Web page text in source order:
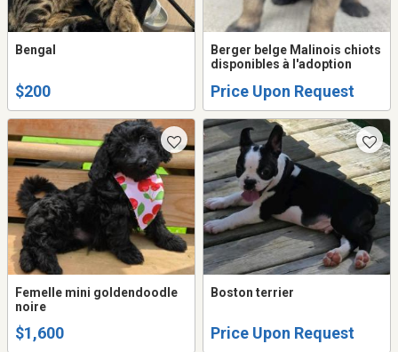
Bengal
$200
Berger belge Malinois chiots
disponibles à l'adoption
Price Upon Request
Femelle mini goldendoodle
noire
$1,600
Boston terrier
Price Upon Request